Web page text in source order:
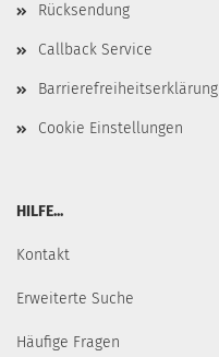
Rücksendung
Callback Service
Barrierefreiheitserklärung
Cookie Einstellungen
HILFE...
Kontakt
Erweiterte Suche
Häufige Fragen